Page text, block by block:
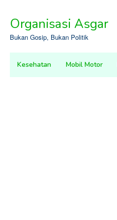
contentOrganisasi Asgar
Bukan Gosip, Bukan Politik
Kesehatan Mobil Motor